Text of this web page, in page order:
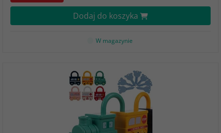
Dodaj do koszyka
W magazynie